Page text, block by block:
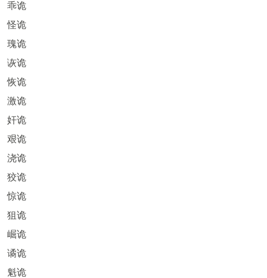
乖诡
怪诡
瑰诡
诙诡
恢诡
激诡
奸诡
艰诡
浇诡
狡诡
惊诡
狙诡
崛诡
谲诡
魁诡